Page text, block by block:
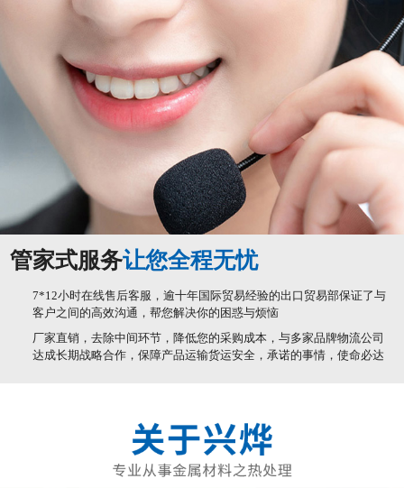
管家式服务让您全程无忧
7*12小时在线售后客服，逾十年国际贸易经验的出口贸易部保证了与
客户之间的高效沟通，帮您解决你的困惑与烦恼
厂家直销，去除中间环节，降低您的采购成本，与多家品牌物流公司
达成长期战略合作，保障产品运输货运安全，承诺的事情，使命必达